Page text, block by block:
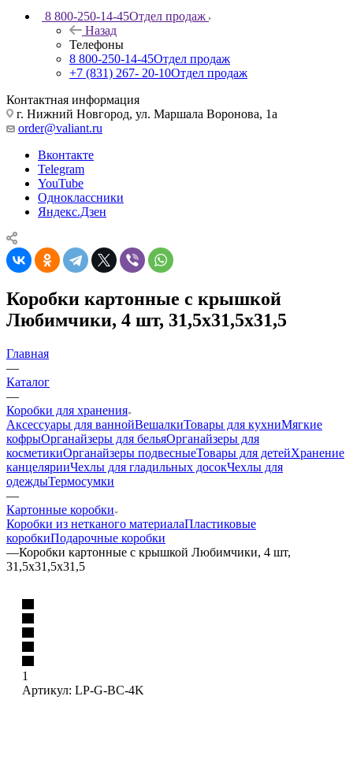
8 800-250-14-45Отдел продаж
Назад
Телефоны
8 800-250-14-45Отдел продаж
+7 (831) 267- 20-10Отдел продаж
Контактная информация
г. Нижний Новгород, ул. Маршала Воронова, 1а
order@valiant.ru
Вконтакте
Telegram
YouTube
Одноклассники
Яндекс.Дзен
Коробки картонные с крышкой
Любимчики, 4 шт, 31,5х31,5х31,5
Главная
—
Каталог
—
Коробки для хранения
Аксессуары для ваннойВешалкиТовары для кухниМягкие
кофрыОрганайзеры для бельяОрганайзеры для
косметикиОрганайзеры подвесныеТовары для детейХранение
канцелярииЧехлы для гладильных досокЧехлы для
одеждыТермосумки
—
Картонные коробки
Коробки из нетканого материалаПластиковые
коробкиПодарочные коробки
—Коробки картонные с крышкой Любимчики, 4 шт,
31,5х31,5х31,5
1
Артикул: LP-G-BC-4K